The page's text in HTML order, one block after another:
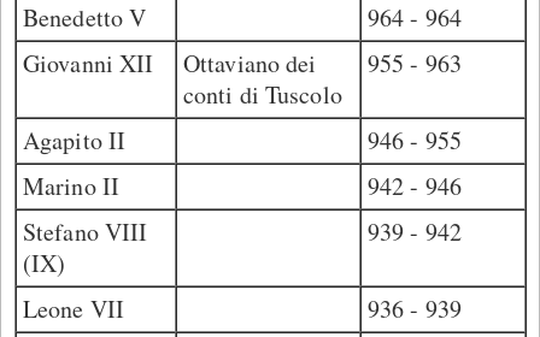
Benedetto V
964 - 964
Giovanni XII
Ottaviano dei
conti di Tuscolo
955 - 963
Agapito II
946 - 955
Marino II
942 - 946
Stefano VIII
(IX)
939 - 942
Leone VII
936 - 939